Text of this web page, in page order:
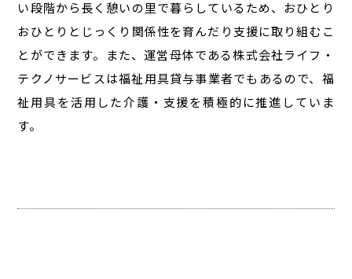
い段階から長く憩いの里で暮らしているため、おひとり
おひとりとじっくり関係性を育んだり支援に取り組むこ
とができます。また、運営母体である株式会社ライフ・
テクノサービスは福祉用具貸与事業者でもあるので、福
祉用具を活用した介護・支援を積極的に推進していま
す。